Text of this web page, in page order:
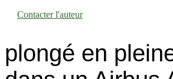
Contacter l'auteur
plongé en